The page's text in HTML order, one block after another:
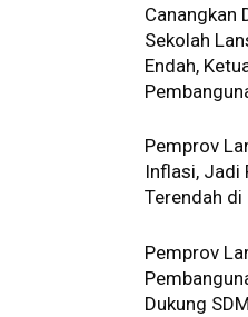
Canangkan
Sekolah
Endah,
Pemprov
Inflasi, Jadi
Terendah
Pemprov
Dukung